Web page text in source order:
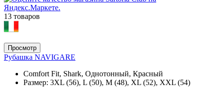
13 товаров
Просмотр
Рубашка NAVIGARE
Comfort Fit, Shark, Однотонный, Красный
Размер: 3XL (56), L (50), M (48), XL (52), XXL (54)